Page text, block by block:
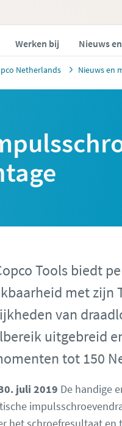
Werken bij Nieuws
Netherlands Nieuws en
Tools biedt
met zijn
van
uitgebreid
tot 150
juli 2019 De handige